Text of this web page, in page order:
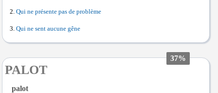
Qui ne présente pas de problème
Qui ne sent aucune gêne
37%
PALOT
palot